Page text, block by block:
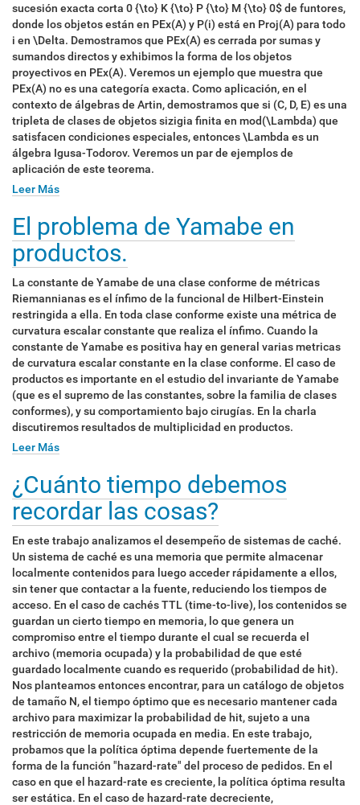
sucesión exacta corta 0 {\to} K {\to} P {\to} M {\to} 0$ de funtores,
donde los objetos están en PEx(A) y P(i) está en Proj(A) para todo
i en \Delta. Demostramos que PEx(A) es cerrada por sumas y
sumandos directos y exhibimos la forma de los objetos
proyectivos en PEx(A). Veremos un ejemplo que muestra que
PEx(A) no es una categoría exacta. Como aplicación, en el
contexto de álgebras de Artin, demostramos que si (C, D, E) es una
tripleta de clases de objetos sizigia finita en mod(\Lambda) que
satisfacen condiciones especiales, entonces \Lambda es un
álgebra Igusa-Todorov. Veremos un par de ejemplos de
aplicación de este teorema.
Leer Más
El problema de Yamabe en
productos.
La constante de Yamabe de una clase conforme de métricas
Riemannianas es el ínfimo de la funcional de Hilbert-Einstein
restringida a ella. En toda clase conforme existe una métrica de
curvatura escalar constante que realiza el ínfimo. Cuando la
constante de Yamabe es positiva hay en general varias metricas
de curvatura escalar constante en la clase conforme. El caso de
productos es importante en el estudio del invariante de Yamabe
(que es el supremo de las constantes, sobre la familia de clases
conformes), y su comportamiento bajo cirugías. En la charla
discutiremos resultados de multiplicidad en productos.
Leer Más
¿Cuánto tiempo debemos
recordar las cosas?
En este trabajo analizamos el desempeño de sistemas de caché.
Un sistema de caché es una memoria que permite almacenar
localmente contenidos para luego acceder rápidamente a ellos,
sin tener que contactar a la fuente, reduciendo los tiempos de
acceso. En el caso de cachés TTL (time-to-live), los contenidos se
guardan un cierto tiempo en memoria, lo que genera un
compromiso entre el tiempo durante el cual se recuerda el
archivo (memoria ocupada) y la probabilidad de que esté
guardado localmente cuando es requerido (probabilidad de hit).
Nos planteamos entonces encontrar, para un catálogo de objetos
de tamaño N, el tiempo óptimo que es necesario mantener cada
archivo para maximizar la probabilidad de hit, sujeto a una
restricción de memoria ocupada en media. En este trabajo,
probamos que la política óptima depende fuertemente de la
forma de la función "hazard-rate" del proceso de pedidos. En el
caso en que el hazard-rate es creciente, la política óptima resulta
ser estática. En el caso de hazard-rate decreciente,